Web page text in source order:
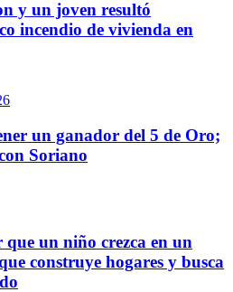
y un joven resultó
incendio de vivienda en
un ganador del 5 de Oro;
Soriano
un niño crezca en un
construye hogares y busca